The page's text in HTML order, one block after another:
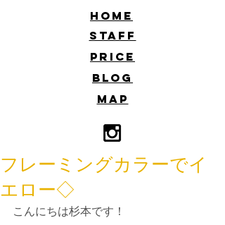
​HOME
​STAFF
​PRICE
​BLOG
​MAP
フレーミングカラーでイ
エロー◇
こんにちは杉本です！